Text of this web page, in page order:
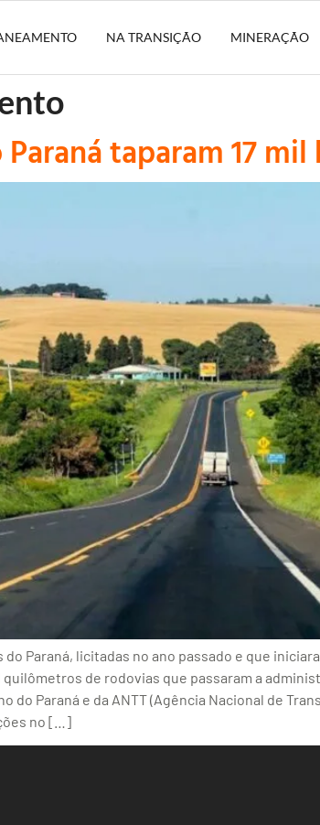
NA TRANSIÇÃO MINERAÇÃO
taparam 17
Paraná, licitadas no ano passado e que
de rodovias que passaram a
Paraná e da ANTT (Agência Nacional de
no […]